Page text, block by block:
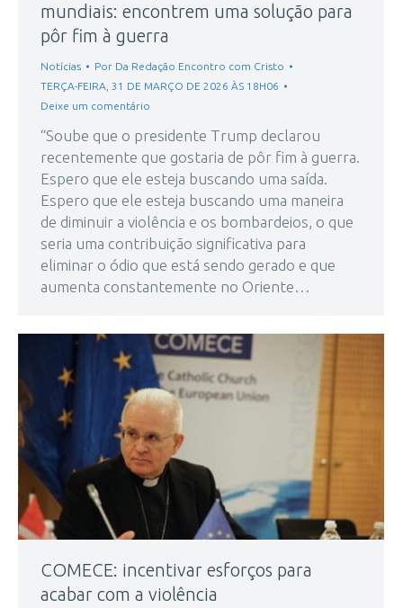
mundiais: encontrem uma solução para
pôr fim à guerra
Notícias Por Da Redação Encontro com Cristo
TERÇA-FEIRA, 31 DE MARÇO DE 2026 ÀS 18H06
Deixe um comentário
“Soube que o presidente Trump declarou
recentemente que gostaria de pôr fim à guerra.
Espero que ele esteja buscando uma saída.
Espero que ele esteja buscando uma maneira
de diminuir a violência e os bombardeios, o que
seria uma contribuição significativa para
eliminar o ódio que está sendo gerado e que
aumenta constantemente no Oriente…
COMECE: incentivar esforços para
acabar com a violência